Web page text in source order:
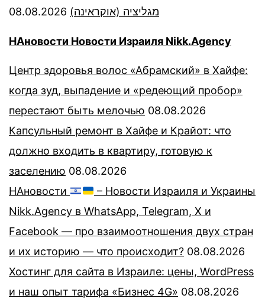
מגליציה (אוקראינה) 08.08.2026
НАновости Новости Израиля Nikk.Agency
Центр здоровья волос «Абрaмский» в Хайфе:
когда зуд, выпадение и «редеющий пробор»
перестают быть мелочью 08.08.2026
Капсульный ремонт в Хайфе и Крайот: что
должно входить в квартиру, готовую к
заселению 08.08.2026
НАновости
– Новости Израиля и Украины
Nikk.Agency в WhatsApp, Telegram, X и
Facebook — про взаимоотношения двух стран
и их историю — что происходит? 08.08.2026
Хостинг для сайта в Израиле: цены, WordPress
и наш опыт тарифа «Бизнес 4G» 08.08.2026